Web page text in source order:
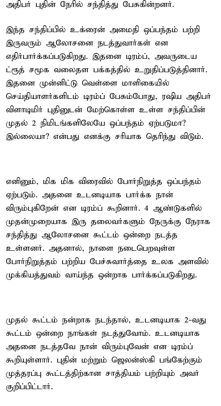
அதிபர் புதின் நேரில் சந்தித்து பேசுகின்றனர்.
இந்த சந்திப்பில் உக்ரைன் அமைதி ஒப்பந்தம் பற்றி
இருவரும் ஆலோசனை நடத்துவார்கள் என
எதிர்பார்க்கப்படுகிறது. இதனை டிரம்ப், அவருடைய
ட்ரூத் சமூக வலைதள பக்கத்தில் உறுதிப்படுத்தினார்.
இதனை முன்னிட்டு வெள்ளை மாளிகையில்
செய்தியாளர்களிடம் டிரம்ப் பேசும்போது, ரஷிய அதிபர்
விளாடிமிர் புதினுடன் மேற்கொள்ள உள்ள சந்திப்பின்
முதல் 2 நிமிடங்களிலேயே ஒப்பந்தம் ஏற்படுமா?
இல்லையா? என்பது எனக்கு சரியாக தெரிந்து விடும்.
எனினும், மிக மிக விரைவில் போர்நிறுத்த ஒப்பந்தம்
ஏற்படும். அதனை உடனடியாக பார்க்க நான்
விரும்புகிறேன் என டிரம்ப் கூறினார். 4 ஆண்டுகளில்
முதன்முறையாக இரு தலைவர்களும் நேருக்கு நேராக
சந்தித்து ஆலோசனை கூட்டம் ஒன்றை நடத்த
உள்ளனர். அதனால், நாளை நடைபெறவுள்ள
போர்நிறுத்தம் பற்றிய பேச்சுவார்த்தை உலக அளவில்
முக்கியத்துவம் வாய்ந்த ஒன்றாக பார்க்கப்படுகிறது.
முதல் கூட்டம் நன்றாக நடந்தால், உடனடியாக 2-வது
கூட்டம் ஒன்றை நாங்கள் நடத்துவோம். உடனடியாக
அதனை நடத்தவே நான் விரும்புவேன் என டிரம்ப்
கூறியுள்ளார். புதின் மற்றும் ஜெலன்ஸ்கி பங்கேற்கும்
முத்தரப்பு கூட்டத்திற்கான சாத்தியம் பற்றியும் அவர்
குறிப்பிட்டார்.